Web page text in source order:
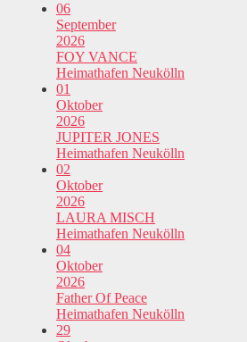
06
September
2026
FOY VANCE
Heimathafen Neukölln
01
Oktober
2026
JUPITER JONES
Heimathafen Neukölln
02
Oktober
2026
LAURA MISCH
Heimathafen Neukölln
04
Oktober
2026
Father Of Peace
Heimathafen Neukölln
29